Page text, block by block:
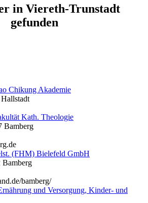
in Viereth-Trunstadt
gefunden
Chikung Akademie
Hallstadt
Kath. Theologie
Bamberg
(FHM) Bielefeld GmbH
Bamberg
bamberg/
und Versorgung, Kinder- und